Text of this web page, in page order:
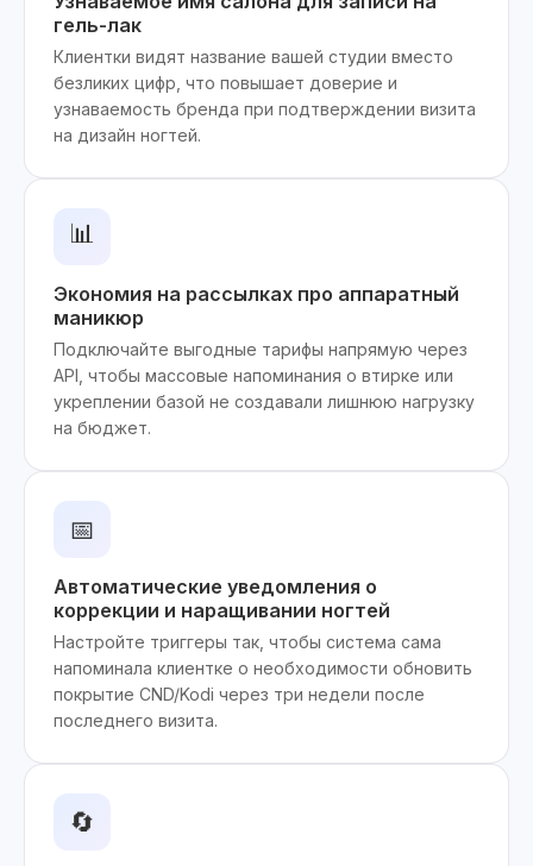
гель-лак
Клиентки видят название вашей студии вместо
безликих цифр, что повышает доверие и
узнаваемость бренда при подтверждении визита
на дизайн ногтей.
📊
Экономия на рассылках про аппаратный
маникюр
Подключайте выгодные тарифы напрямую через
API, чтобы массовые напоминания о втирке или
укреплении базой не создавали лишнюю нагрузку
на бюджет.
📅
Автоматические уведомления о
коррекции и наращивании ногтей
Настройте триггеры так, чтобы система сама
напоминала клиентке о необходимости обновить
покрытие CND/Kodi через три недели после
последнего визита.
🔄